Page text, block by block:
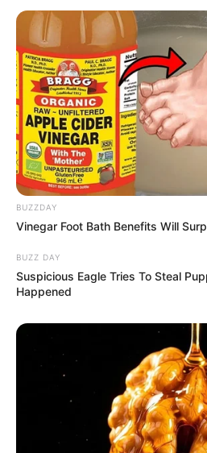
BUZZDAY
Vinegar Foot Bath Benefits Will
BUZZ DAY
Suspicious Eagle Tries To Steal
Happened